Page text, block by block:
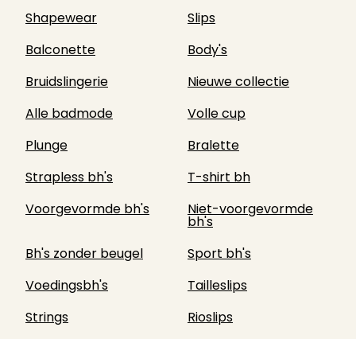
Shapewear
Slips
Balconette
Body's
Bruidslingerie
Nieuwe collectie
Alle badmode
Volle cup
Plunge
Bralette
Strapless bh's
T-shirt bh
Voorgevormde bh's
Niet-voorgevormde
bh's
Bh's zonder beugel
Sport bh's
Voedingsbh's
Tailleslips
Strings
Rioslips